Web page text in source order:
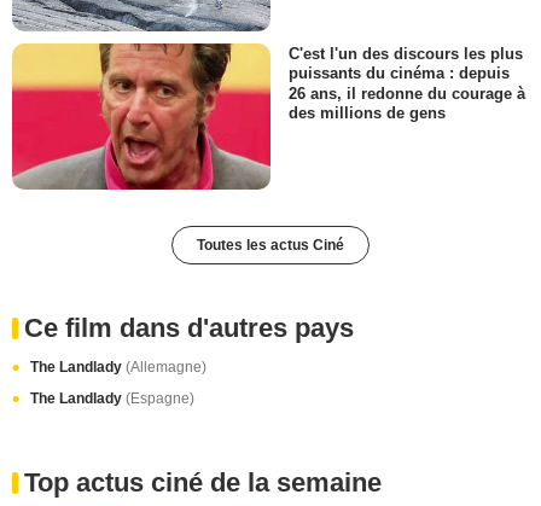
C'est l'un des discours les plus
puissants du cinéma : depuis
26 ans, il redonne du courage à
des millions de gens
Toutes les actus Ciné
Ce film dans d'autres pays
The Landlady (Allemagne)
The Landlady (Espagne)
Top actus ciné de la semaine